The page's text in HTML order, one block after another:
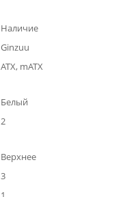
Наличие
Ginzuu
ATX, mATX
Белый
2
Верхнее
3